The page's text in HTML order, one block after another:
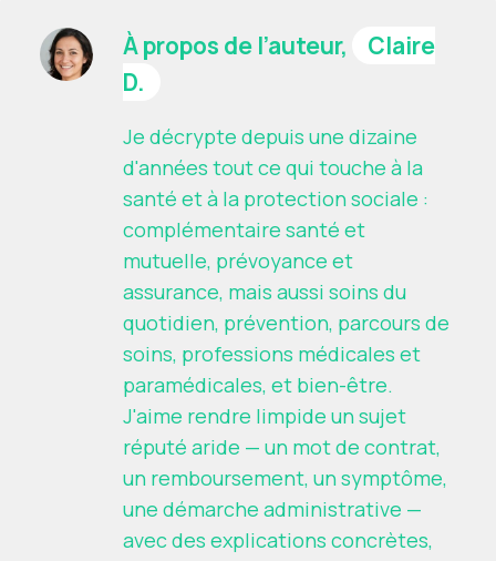
À propos de l’auteur,
Claire
D.
Je décrypte depuis une dizaine
d'années tout ce qui touche à la
santé et à la protection sociale :
complémentaire santé et
mutuelle, prévoyance et
assurance, mais aussi soins du
quotidien, prévention, parcours de
soins, professions médicales et
paramédicales, et bien-être.
J'aime rendre limpide un sujet
réputé aride — un mot de contrat,
un remboursement, un symptôme,
une démarche administrative —
avec des explications concrètes,